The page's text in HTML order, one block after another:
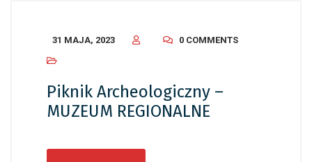
31 MAJA, 2023 0 COMMENTS
Piknik Archeologiczny –
MUZEUM REGIONALNE